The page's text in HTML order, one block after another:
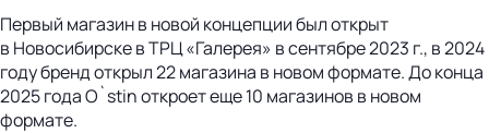
Первый магазин в новой концепции был открыт
в Новосибирске в ТРЦ «Галерея» в сентябре 2023 г., в 2024
году бренд открыл 22 магазина в новом формате. До конца
2025 года O`stin откроет еще 10 магазинов в новом
формате.